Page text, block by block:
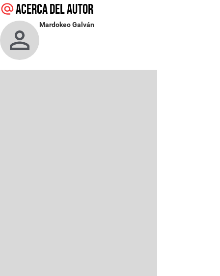
Acerca del autor
Mardokeo Galván